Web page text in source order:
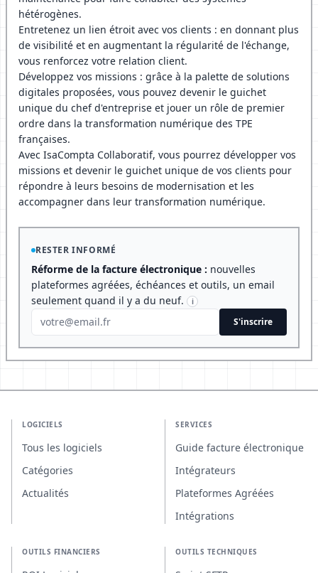
hétérogènes.
Entretenez un lien étroit avec vos clients : en donnant plus
de visibilité et en augmentant la régularité de l'échange,
vous renforcez votre relation client.
Développez vos missions : grâce à la palette de solutions
digitales proposées, vous pouvez devenir le guichet
unique du chef d'entreprise et jouer un rôle de premier
ordre dans la transformation numérique des TPE
françaises.
Avec IsaCompta Collaboratif, vous pourrez développer vos
missions et devenir le guichet unique de vos clients pour
répondre à leurs besoins de modernisation et les
accompagner dans leur transformation numérique.
RESTER INFORMÉ
Réforme de la facture électronique : nouvelles
plateformes agréées, échéances et outils, un email
seulement quand il y a du neuf.
i
S'inscrire
LOGICIELS
Tous les logiciels
Catégories
Actualités
SERVICES
Guide facture électronique
Intégrateurs
Plateformes Agréées
Intégrations
OUTILS FINANCIERS OUTILS TECHNIQUES